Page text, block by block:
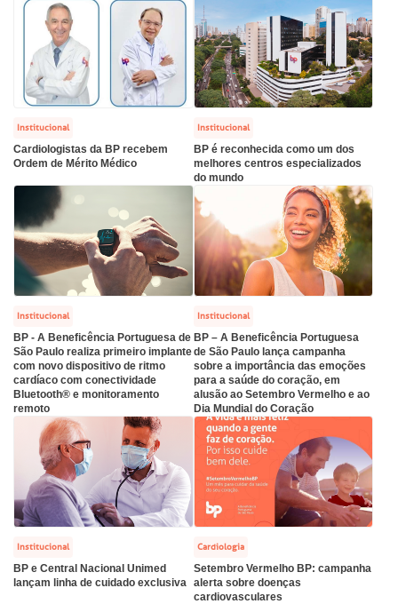
de Exames
(11)3505-1000
ouvidoria@bp.org.br
Fale Conosco
Saiba mais
Endereço:
Rua Maestro Cardim, 769
CEP: 01323-001 | Bela Vista
São Paulo - SP
BP Mirante
Saiba mais
Endereço:
R. Martiniano de Carvalho, 965
CEP: 01323-001 | Bela Vista
São Paulo - SP
Clínica Medicina da Mulher
Financeiras
social da BP
corporativa
social
a BP
Conosco
de Benchmarking
Telemedicina BP
Teleinterconsulta
Centro de Doenças Autoimunes
de Infarto SUS
de Visita
socorro
de cópia de prontuário médico
de orçamento particular
de veracidade de atestado
Cirurgia
frequentes
de Excelência em Ortopedia
especialidades
Institucional
Cardiologistas da BP recebem
Ordem de Mérito Médico
Institucional
BP é reconhecida como um dos
melhores centros especializados
do mundo
Institucional
BP - A Beneficência Portuguesa de
São Paulo realiza primeiro implante
com novo dispositivo de ritmo
cardíaco com conectividade
Bluetooth® e monitoramento
remoto
Institucional
BP – A Beneficência Portuguesa
de São Paulo lança campanha
sobre a importância das emoções
para a saúde do coração, em
alusão ao Setembro Vermelho e ao
Dia Mundial do Coração
Institucional
BP e Central Nacional Unimed
lançam linha de cuidado exclusiva
Cardiologia
Setembro Vermelho BP: campanha
alerta sobre doenças
cardiovasculares